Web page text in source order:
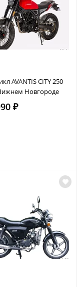
AVANTIS CITY 250
Новгороде
₽